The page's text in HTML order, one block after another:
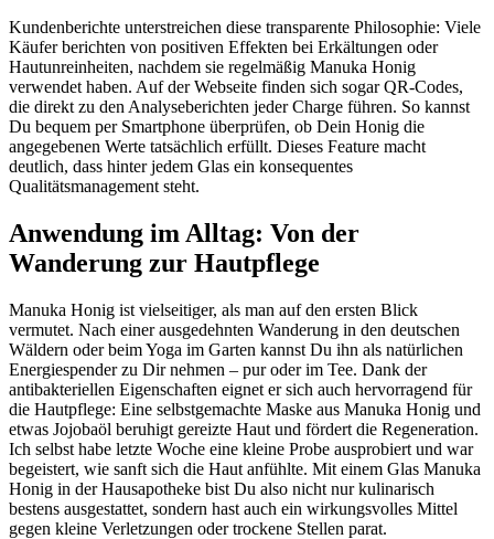
Kundenberichte unterstreichen diese transparente Philosophie: Viele
Käufer berichten von positiven Effekten bei Erkältungen oder
Hautunreinheiten, nachdem sie regelmäßig Manuka Honig
verwendet haben. Auf der Webseite finden sich sogar QR-Codes,
die direkt zu den Analyseberichten jeder Charge führen. So kannst
Du bequem per Smartphone überprüfen, ob Dein Honig die
angegebenen Werte tatsächlich erfüllt. Dieses Feature macht
deutlich, dass hinter jedem Glas ein konsequentes
Qualitätsmanagement steht.
Anwendung im Alltag: Von der
Wanderung zur Hautpflege
Manuka Honig ist vielseitiger, als man auf den ersten Blick
vermutet. Nach einer ausgedehnten Wanderung in den deutschen
Wäldern oder beim Yoga im Garten kannst Du ihn als natürlichen
Energiespender zu Dir nehmen – pur oder im Tee. Dank der
antibakteriellen Eigenschaften eignet er sich auch hervorragend für
die Hautpflege: Eine selbstgemachte Maske aus Manuka Honig und
etwas Jojobaöl beruhigt gereizte Haut und fördert die Regeneration.
Ich selbst habe letzte Woche eine kleine Probe ausprobiert und war
begeistert, wie sanft sich die Haut anfühlte. Mit einem Glas Manuka
Honig in der Hausapotheke bist Du also nicht nur kulinarisch
bestens ausgestattet, sondern hast auch ein wirkungsvolles Mittel
gegen kleine Verletzungen oder trockene Stellen parat.